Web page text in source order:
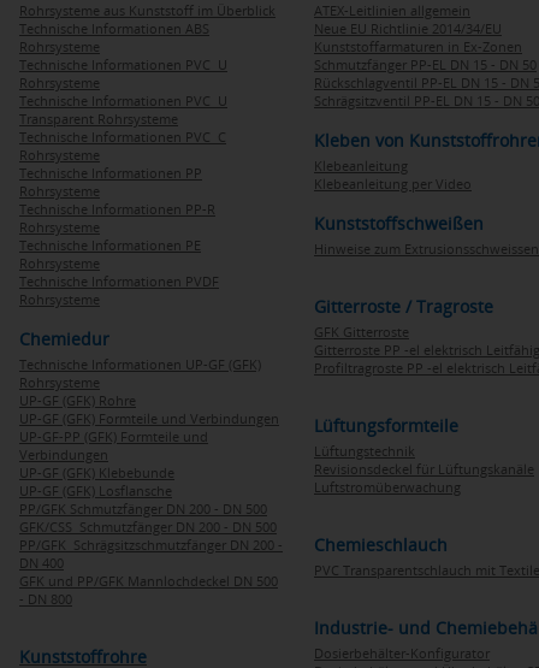
Rohrsysteme aus Kunststoff im Überblick
Technische Informationen ABS
Rohrsysteme
Technische Informationen PVC U
Rohrsysteme
Technische Informationen PVC U
Transparent Rohrsysteme
Technische Informationen PVC C
Rohrsysteme
Technische Informationen PP
Rohrsysteme
Technische Informationen PP-R
Rohrsysteme
Technische Informationen PE
Rohrsysteme
Technische Informationen PVDF
Rohrsysteme
Chemiedur
Technische Informationen UP-GF (GFK)
Rohrsysteme
UP-GF (GFK) Rohre
UP-GF (GFK) Formteile und Verbindungen
UP-GF-PP (GFK) Formteile und
Verbindungen
UP-GF (GFK) Klebebunde
UP-GF (GFK) Losflansche
PP/GFK Schmutzfänger DN 200 - DN 500
GFK/CSS Schmutzfänger DN 200 - DN 500
PP/GFK Schrägsitzschmutzfänger DN 200 -
DN 400
GFK und PP/GFK Mannlochdeckel DN 500
- DN 800
Kunststoffrohre
ATEX-Leitlinien allgemein
Neue EU Richtlinie 2014/34/EU
Kunststoffarmaturen in Ex-Zonen
Schmutzfänger PP-EL DN 15 - DN 50
Rückschlagventil PP-EL DN 15 - DN
Schrägsitzventil PP-EL DN 15 - DN 50
Kleben von
Klebeanleitung
Klebeanleitung per Video
Kunststoffschweißen
Hinweise zum Extrusionsschweissen
Gitterroste / Tragroste
GFK Gitterroste
Gitterroste PP -el elektrisch Leitfähig
Profiltragroste PP -el elektrisch
Lüftungsformteile
Lüftungstechnik
Revisionsdeckel für Lüftungskanäle
Luftstromüberwachung
Chemieschlauch
PVC Transparentschlauch mit
Industrie- und
Dosierbehälter-Konfigurator